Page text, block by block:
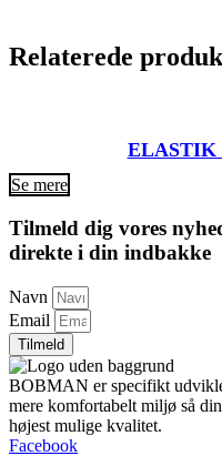
Relaterede
ELASTIK
Se mere
Tilmeld dig vores
direkte i din indbakke
Navn
Email
Tilmeld
BOBMAN er specifikt
mere komfortabelt miljø så
højest mulige kvalitet.
Facebook